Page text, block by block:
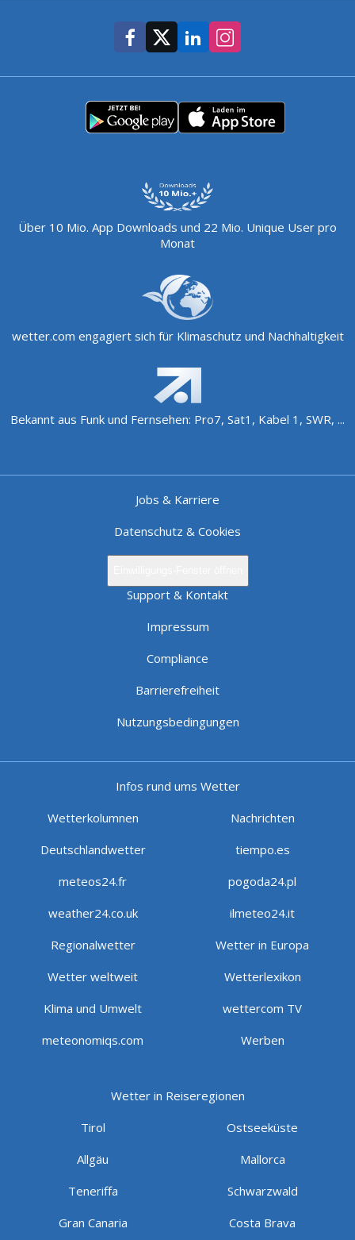
Über 10 Mio. App Downloads und 22 Mio. Unique User pro
Monat
wetter.com engagiert sich für Klimaschutz und Nachhaltigkeit
Bekannt aus Funk und Fernsehen: Pro7, Sat1, Kabel 1, SWR, ...
Jobs & Karriere
Datenschutz & Cookies
Support & Kontakt
Impressum
Compliance
Barrierefreiheit
Nutzungsbedingungen
Infos rund ums Wetter
Wetterkolumnen
Nachrichten
Deutschlandwetter
tiempo.es
meteos24.fr
pogoda24.pl
weather24.co.uk
ilmeteo24.it
Regionalwetter
Wetter in Europa
Wetter weltweit
Wetterlexikon
Klima und Umwelt
wettercom TV
meteonomiqs.com
Werben
Wetter in Reiseregionen
Tirol
Ostseeküste
Allgäu
Mallorca
Teneriffa
Schwarzwald
Gran Canaria
Costa Brava